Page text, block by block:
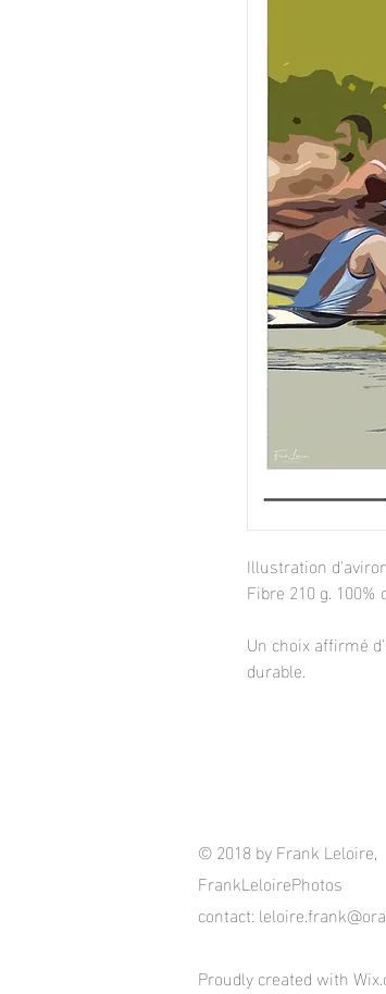
Illustration
Fibre 210 g.
Un choix affirmé
durable.
© 2018 by Frank Leloire,
FrankLeloirePhotos
contact:
Proudly created with